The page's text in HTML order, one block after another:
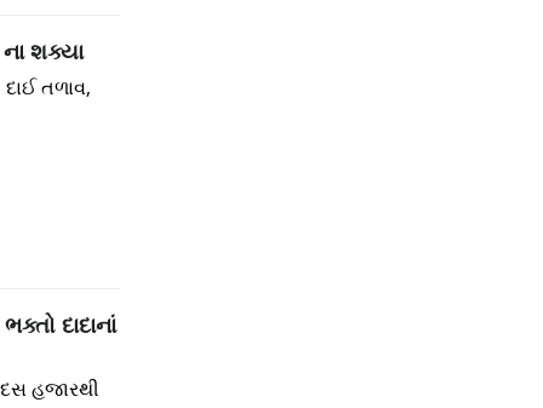
શક્યા
તળાવ,
દાદાનાં
હજારથી